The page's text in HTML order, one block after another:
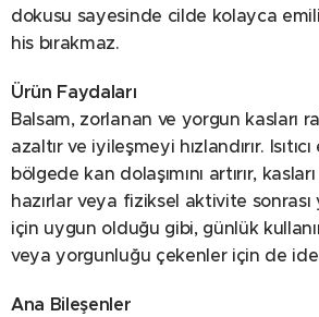
dokusu sayesinde cilde kolayca
his bırakmaz.
Ürün Faydaları
Balsam, zorlanan ve yorgun kasları
azaltır ve iyileşmeyi hızlandırır.
bölgede kan dolaşımını artırır,
hazırlar veya fiziksel aktivite sonrası
için uygun olduğu gibi, günlük
veya yorgunluğu çekenler için de
Ana Bileşenler